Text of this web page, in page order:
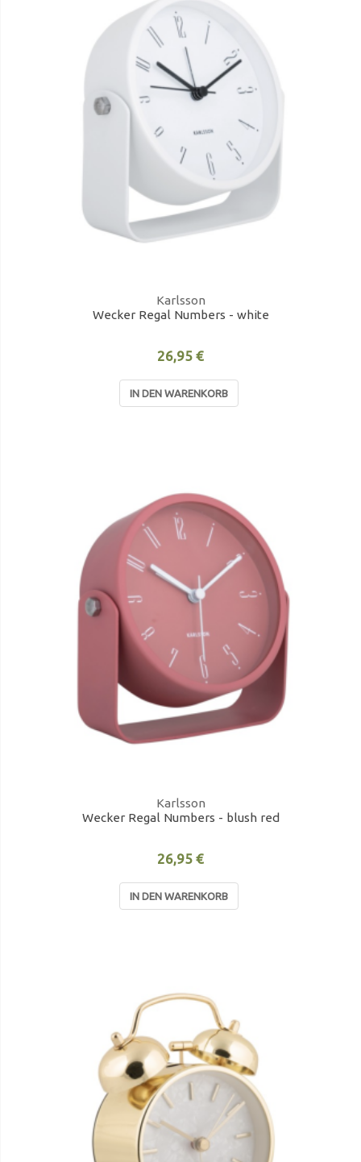
Karlsson
Wecker Regal Numbers - white
26,95 €
IN DEN WARENKORB
Karlsson
Wecker Regal Numbers - blush red
26,95 €
IN DEN WARENKORB